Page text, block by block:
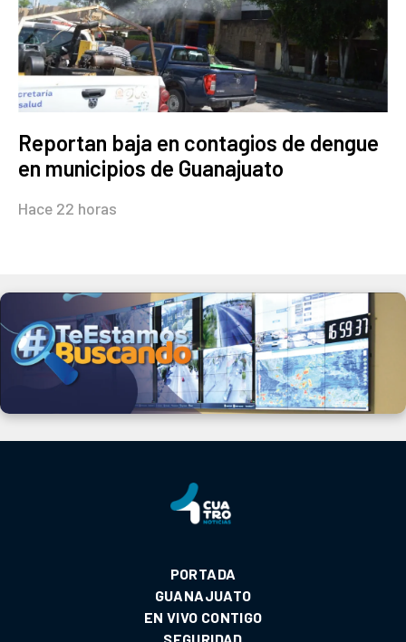
Reportan baja en contagios de dengue
en municipios de Guanajuato
Hace 22 horas
PORTADA
GUANAJUATO
EN VIVO CONTIGO
SEGURIDAD